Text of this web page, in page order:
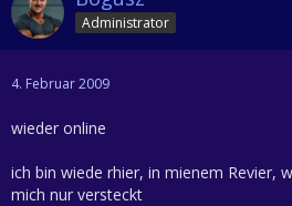
Administrator
4. Februar 2009
wieder online
ich bin wiede rhier, in mienem Revier,
mich nur versteckt